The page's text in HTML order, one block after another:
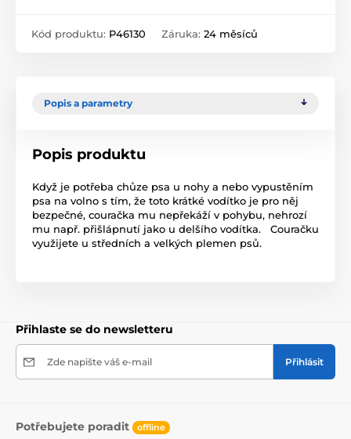
Kód produktu: P46130 Záruka: 24 měsíců
Popis a parametry
Popis produktu
Když je potřeba chůze psa u nohy a nebo vypustěním
psa na volno s tím, že toto krátké vodítko je pro něj
bezpečné, couračka mu nepřekáží v pohybu, nehrozí
mu např. přišlápnutí jako u delšího vodítka. Couračku
využijete u středních a velkých plemen psů.
Přihlaste se do newsletteru
Zde napište váš e-mail Přihlásit
Potřebujete poradit offline